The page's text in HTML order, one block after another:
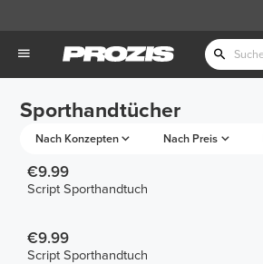
Sporthandtücher
Nach Konzepten Nach Preis
€9.99
Script Sporthandtuch
€9.99
Script Sporthandtuch